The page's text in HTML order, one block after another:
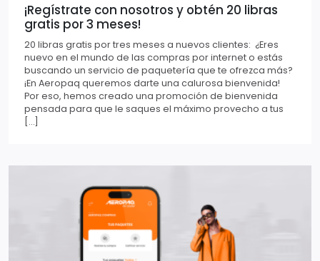
¡Regístrate con nosotros y obtén 20 libras
gratis por 3 meses!
20 libras gratis por tres meses a nuevos clientes: ¿Eres
nuevo en el mundo de las compras por internet o estás
buscando un servicio de paquetería que te ofrezca más?
¡En Aeropaq queremos darte una calurosa bienvenida!
Por eso, hemos creado una promoción de bienvenida
pensada para que le saques el máximo provecho a tus
[…]